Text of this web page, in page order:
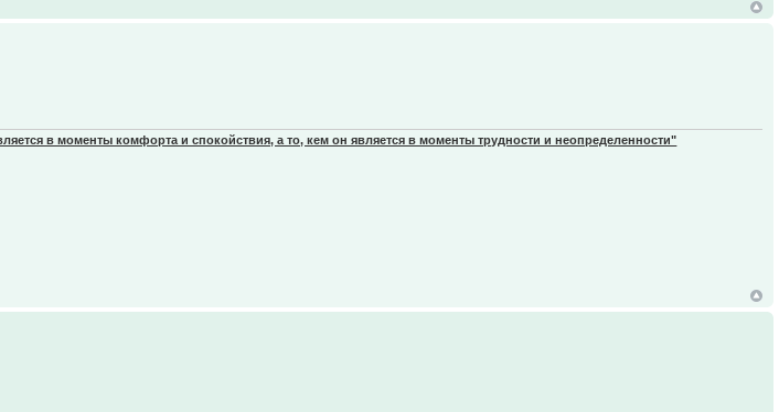
в моменты комфорта и спокойствия, а то, кем он является в моменты трудности и неопределенности"